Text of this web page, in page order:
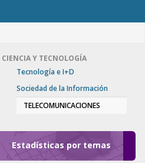
CIENCIA Y TECNOLOGÍA
Tecnología e I+D
Sociedad de la Información
TELECOMUNICACIONES
Estadísticas por temas